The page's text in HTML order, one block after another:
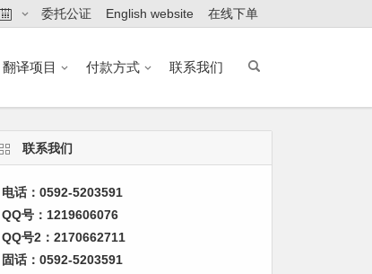
委托公证 English website 在线下单
翻译项目 付款方式 联系我们
联系我们
电话：0592-5203591
QQ号：1219606076
QQ号2：2170662711
固话：0592-5203591